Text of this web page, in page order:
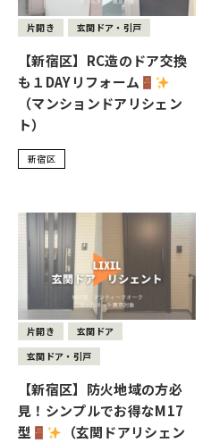
片開き 玄関ドア・引戸
【新宿区】RC造のドア交換
も１DAYリフォーム
（マンションドアリシェン
ト）
新宿区
片開き
玄関ドア
玄関ドア・引戸
【新宿区】防火地域の方必
見！シンプルでお得なM17
型
（玄関ドアリシェン